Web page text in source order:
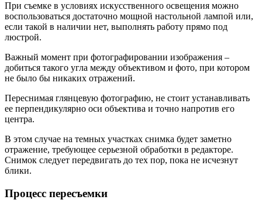
При съемке в условиях искусственного освещения можно
воспользоваться достаточно мощной настольной лампой или,
если такой в наличии нет, выполнять работу прямо под
люстрой.
Важный момент при фотографировании изображения –
добиться такого угла между объективом и фото, при котором
не было бы никаких отражений.
Переснимая глянцевую фотографию, не стоит устанавливать
ее перпендикулярно оси объектива и точно напротив его
центра.
В этом случае на темных участках снимка будет заметно
отражение, требующее серьезной обработки в редакторе.
Снимок следует передвигать до тех пор, пока не исчезнут
блики.
Процесс пересъемки